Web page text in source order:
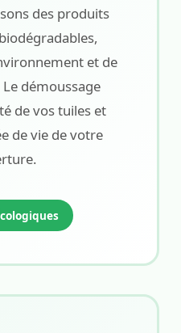
des produits
et de
démoussage
de vos tuiles et
de vie de votre